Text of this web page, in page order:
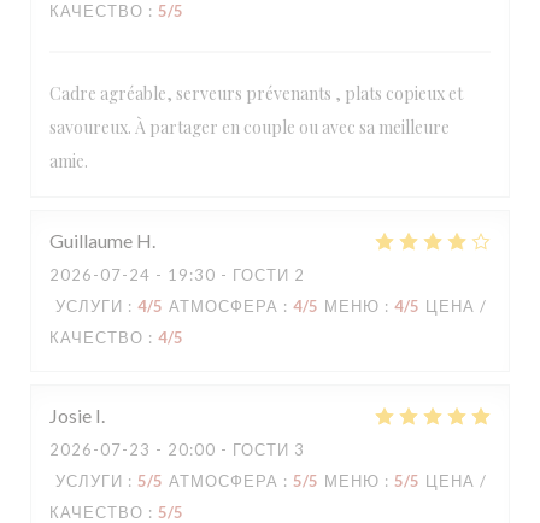
КАЧЕСТВО : 5/5
Cadre agréable, serveurs prévenants , plats copieux et
savoureux. À partager en couple ou avec sa meilleure
amie.
Guillaume H
2026-07-24 - 19:30 - ГОСТИ 2
УСЛУГИ : 4/5 АТМОСФЕРА : 4/5 МЕНЮ : 4/5 ЦЕНА /
КАЧЕСТВО : 4/5
Josie I
2026-07-23 - 20:00 - ГОСТИ 3
УСЛУГИ : 5/5 АТМОСФЕРА : 5/5 МЕНЮ : 5/5 ЦЕНА /
КАЧЕСТВО : 5/5